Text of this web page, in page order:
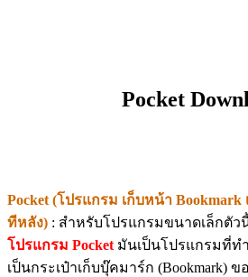
Pocket
Pocket (โปรแกรม เก็บหน้า Bookmark
ทีหลัง) : สำหรับโปรแกรมขนาดเล็กตัว
โปรแกรม Pocket มันเป็นโปรแกรมที่ท
เป็นกระเป๋าเก็บบุ๊คมาร์ก (Bookmark)